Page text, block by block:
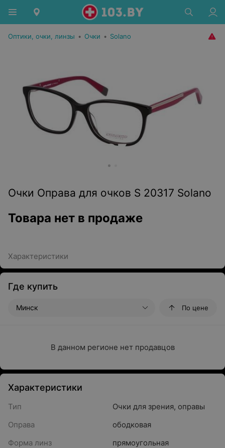
Оптики, очки, линзы • Очки • Solano
Очки Оправа для очков S 20317 Solano
Товара нет в продаже
Характеристики
Где купить
Минск По цене
В данном регионе нет продавцов
Характеристики
Тип
Очки для зрения, оправы
Оправа
ободковая
Форма линз
прямоугольная